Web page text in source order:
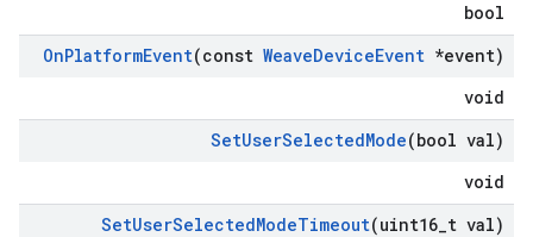
bool
OnPlatformEvent(const WeaveDeviceEvent *event)
void
SetUserSelectedMode(bool val)
void
SetUserSelectedModeTimeout(uint16 t val)